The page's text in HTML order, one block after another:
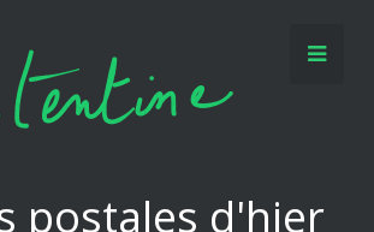
postales d'hier